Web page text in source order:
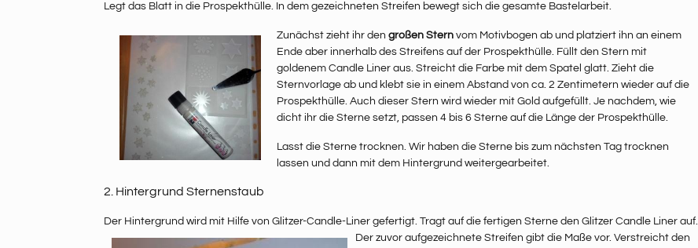
Legt das Blatt in die Prospekthülle. In dem gezeichneten Streifen bewegt sich die gesamte Bastelarbeit.
Zunächst zieht ihr den großen Stern vom Motivbogen ab und platziert ihn an einem
Ende aber innerhalb des Streifens auf der Prospekthülle. Füllt den Stern mit
goldenem Candle Liner aus. Streicht die Farbe mit dem Spatel glatt. Zieht die
Sternvorlage ab und klebt sie in einem Abstand von ca. 2 Zentimetern wieder auf die
Prospekthülle. Auch dieser Stern wird wieder mit Gold aufgefüllt. Je nachdem, wie
dicht ihr die Sterne setzt, passen 4 bis 6 Sterne auf die Länge der Prospekthülle.
Lasst die Sterne trocknen. Wir haben die Sterne bis zum nächsten Tag trocknen
lassen und dann mit dem Hintergrund weitergearbeitet.
2. Hintergrund Sternenstaub
Der Hintergrund wird mit Hilfe von Glitzer-Candle-Liner gefertigt. Tragt auf die fertigen Sterne den Glitzer Candle Liner auf.
Der zuvor aufgezeichnete Streifen gibt die Maße vor. Verstreicht den